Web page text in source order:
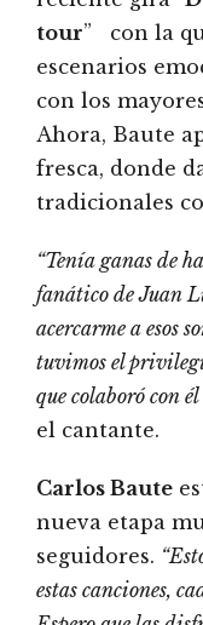
tour” con la
escenarios
con los
Ahora, Baute
fresca, donde
tradicionales
“Tenía ganas de
fanático de Juan
acercarme a esos
tuvimos el
que colaboró con
el cantante.
Carlos Baute
nueva etapa
seguidores.
estas canciones,